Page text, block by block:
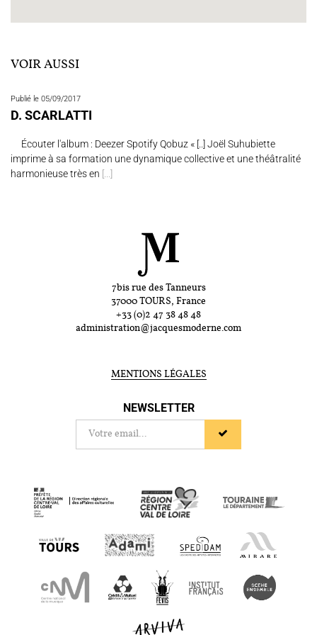
VOIR AUSSI
Publié le 05/09/2017
D. SCARLATTI
Écouter l'album : Deezer Spotify Qobuz « [..] Joël Suhubiette
imprime à sa formation une dynamique collective et une théâtralité
harmonieuse très en [...]
7bis rue des Tanneurs
37000 TOURS, France
+33 (0)2 47 38 48 48
administration@jacquesmoderne.com
MENTIONS LÉGALES
NEWSLETTER